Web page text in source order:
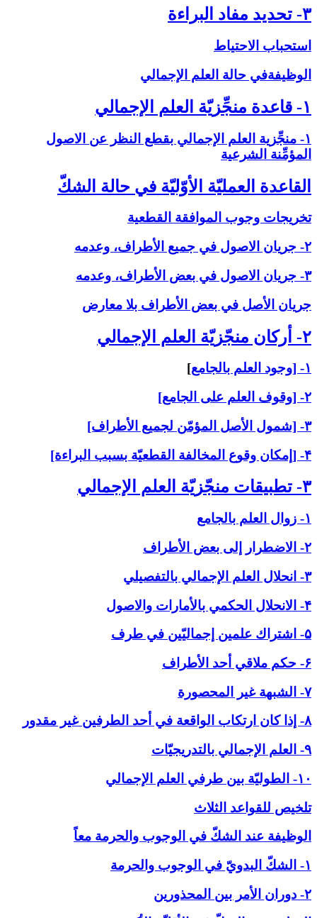
۳- تحديد مفاد البراءة
استحباب الاحتياط
الوظيفةفي حالة العلم الإجمالي‏
۱- قاعدة منجِّزيّة العلم الإجمالي‏
۱- منجِّزية العلم الإجمالي بقطع النظر عن الاصول
المؤمِّنة الشرعية
القاعدة العمليّة الأوّليّة في حالة الشكّ‏
تخريجات وجوب الموافقة القطعية
۲- جريان الاصول في جميع الأطراف، وعدمه
۳- جريان الاصول في بعض الأطراف، وعدمه
جريان الأصل في بعض الأطراف بلا معارض
۲- أركان منجّزيّة العلم الإجمالي‏
۱- [وجود العلم بالجامع
]
۲- [وقوف العلم على الجامع]
۳- [شمول الأصل المؤمّن لجميع الأطراف]
۴- [إمكان وقوع المخالفة القطعيّة بسبب البراءة]
۳- تطبيقات منجّزيّة العلم الإجمالي‏
۱- زوال العلم بالجامع
۲- الاضطرار إلى بعض الأطراف
۳- انحلال العلم الإجمالي بالتفصيلي
۴- الانحلال الحكمي بالأمارات والاصول
۵- اشتراك علمين إجماليّين في طرف
۶- حكم ملاقي أحد الأطراف
۷- الشبهة غير المحصورة
۸- إذا كان ارتكاب الواقعة في أحد الطرفين غير مقدور
۹- العلم الإجمالي بالتدريجيّات
۱۰- الطوليّة بين طرفي العلم الإجمالي
تلخيص للقواعد الثلاث
الوظيفة عند الشكّ في ‏الوجوب والحرمة معاً
۱- الشكّ البدويّ في الوجوب والحرمة
۲- دوران الأمر بين المحذورين